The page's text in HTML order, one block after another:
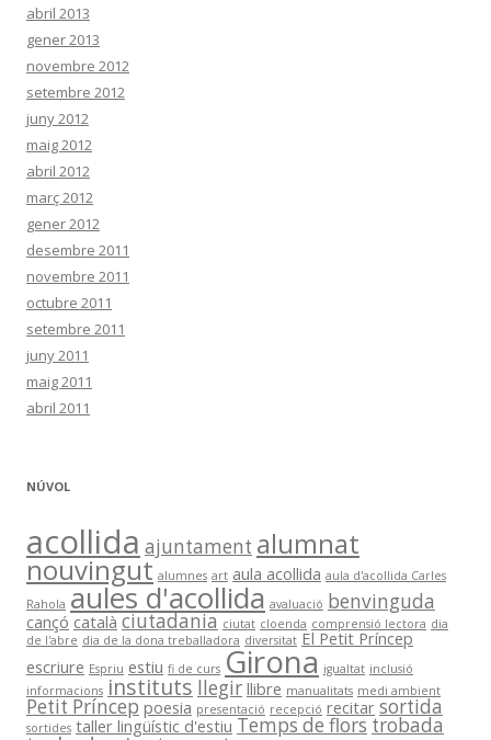
abril 2013
gener 2013
novembre 2012
setembre 2012
juny 2012
maig 2012
abril 2012
març 2012
gener 2012
desembre 2011
novembre 2011
octubre 2011
setembre 2011
juny 2011
maig 2011
abril 2011
NÚVOL
acollida ajuntament alumnat
nouvingut alumnes art aula acollida aula d'acollida Carles
Rahola aules d'acollida avaluació benvinguda
cançó català ciutadania ciutat cloenda comprensió lectora dia
de l'abre dia de la dona treballadora diversitat El Petit Príncep
escriure Espriu estiu fi de curs Girona igualtat inclusió
informacions instituts llegir llibre manualitats medi ambient
Petit Príncep poesia presentació recepció recitar sortida
sortides taller lingüístic d'estiu Temps de flors trobada